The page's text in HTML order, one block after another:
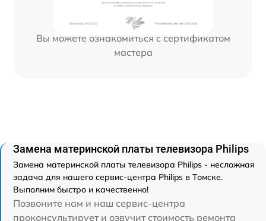
Вы можете ознакомиться с сертификатом
мастера
Замена материнской платы телевизора Philips
Замена материнской платы телевизора Philips - несложная
задача для нашего сервис-центра Philips в Томске.
Выполним быстро и качественно!
Позвоните нам и наш сервис-центра
проконсультирует и озвучит стоимость ремонта